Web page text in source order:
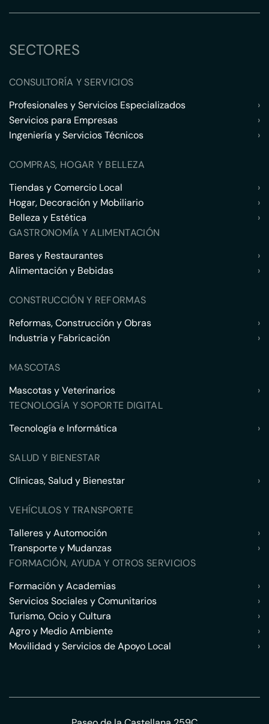
SECTORES
CONSULTORÍA Y SERVICIOS
Profesionales y Servicios Especializados
›
Servicios para Empresas
›
Ingeniería y Servicios Técnicos
›
COMPRAS, HOGAR Y BELLEZA
Tiendas y Comercio Local
›
Hogar, Decoración y Mobiliario
›
Belleza y Estética
›
GASTRONOMÍA Y ALIMENTACIÓN
Bares y Restaurantes
›
Alimentación y Bebidas
›
CONSTRUCCIÓN Y REFORMAS
Reformas, Construcción y Obras
›
Industria y Fabricación
›
MASCOTAS
Mascotas y Veterinarios
›
TECNOLOGÍA Y SOPORTE DIGITAL
Tecnología e Informática
›
SALUD Y BIENESTAR
Clínicas, Salud y Bienestar
›
VEHÍCULOS Y TRANSPORTE
Talleres y Automoción
›
Transporte y Mudanzas
›
FORMACIÓN, AYUDA Y OTROS SERVICIOS
Formación y Academias
›
Servicios Sociales y Comunitarios
›
Turismo, Ocio y Cultura
›
Agro y Medio Ambiente
›
Movilidad y Servicios de Apoyo Local
›